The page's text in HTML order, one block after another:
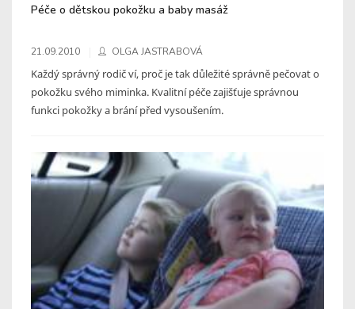
Péče o dětskou pokožku a baby masáž
21.09.2010 OLGA JASTRABOVÁ
Každý správný rodič ví, proč je tak důležité správně pečovat o
pokožku svého miminka. Kvalitní péče zajišťuje správnou
funkci pokožky a brání před vysoušením.